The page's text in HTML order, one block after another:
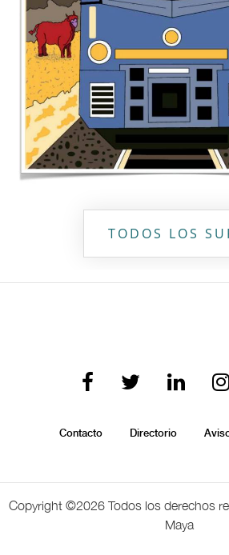
TODOS LOS
Contacto Directorio
Copyright ©2026 Todos los derechos
Maya